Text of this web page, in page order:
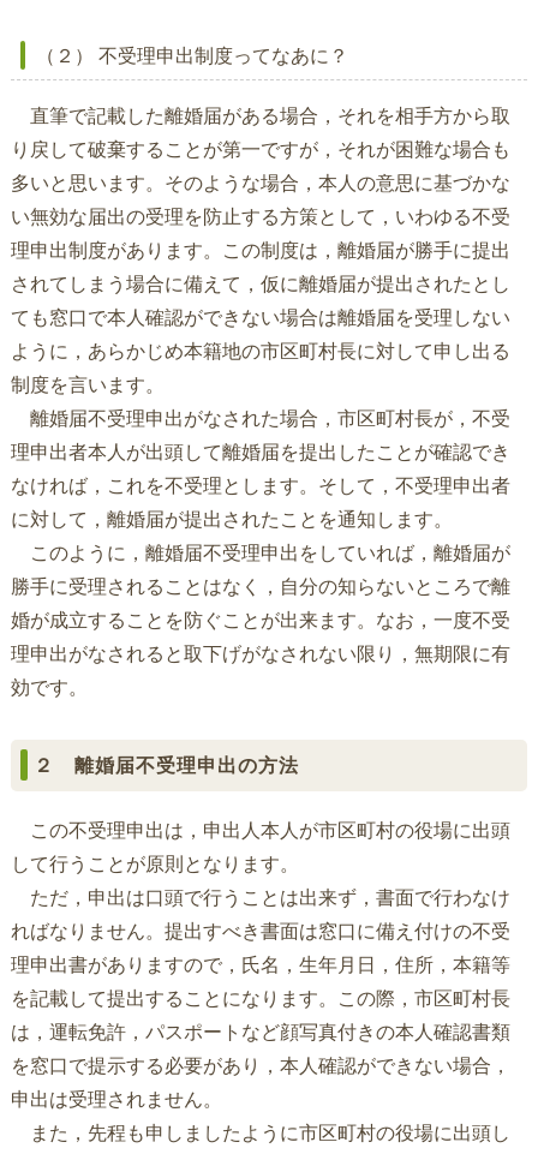
（２） 不受理申出制度ってなあに？
直筆で記載した離婚届がある場合，それを相手方から取
り戻して破棄することが第一ですが，それが困難な場合も
多いと思います。そのような場合，本人の意思に基づかな
い無効な届出の受理を防止する方策として，いわゆる不受
理申出制度があります。この制度は，離婚届が勝手に提出
されてしまう場合に備えて，仮に離婚届が提出されたとし
ても窓口で本人確認ができない場合は離婚届を受理しない
ように，あらかじめ本籍地の市区町村長に対して申し出る
制度を言います。
離婚届不受理申出がなされた場合，市区町村長が，不受
理申出者本人が出頭して離婚届を提出したことが確認でき
なければ，これを不受理とします。そして，不受理申出者
に対して，離婚届が提出されたことを通知します。
このように，離婚届不受理申出をしていれば，離婚届が
勝手に受理されることはなく，自分の知らないところで離
婚が成立することを防ぐことが出来ます。なお，一度不受
理申出がなされると取下げがなされない限り，無期限に有
効です。
２ 離婚届不受理申出の方法
この不受理申出は，申出人本人が市区町村の役場に出頭
して行うことが原則となります。
ただ，申出は口頭で行うことは出来ず，書面で行わなけ
ればなりません。提出すべき書面は窓口に備え付けの不受
理申出書がありますので，氏名，生年月日，住所，本籍等
を記載して提出することになります。この際，市区町村長
は，運転免許，パスポートなど顔写真付きの本人確認書類
を窓口で提示する必要があり，本人確認ができない場合，
申出は受理されません。
また，先程も申しましたように市区町村の役場に出頭し